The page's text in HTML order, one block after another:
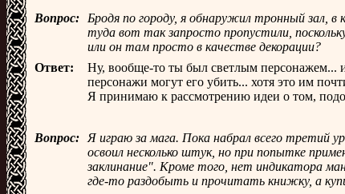
Вопрос:
Бродя по городу, я обнаружил тронный зал,
туда вот так запросто пропустили,
или он там просто в качестве декорации?
Ответ:
Ну, вообще-то ты был светлым персонажем...
персонажи могут его убить... хотя это им
Я принимаю к рассмотрению идеи о том,
Вопрос:
Я играю за мага. Пока набрал всего третий
освоил несколько штук, но при попытке
заклинание". Кроме того, нет индикатора
где-то раздобыть и прочитать книжку, а